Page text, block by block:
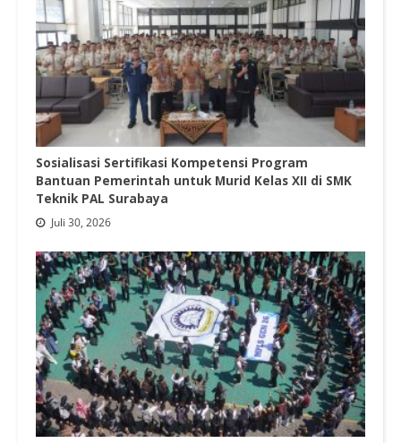
Sosialisasi Sertifikasi Kompetensi Program
Bantuan Pemerintah untuk Murid Kelas XII di SMK
Teknik PAL Surabaya
Juli 30, 2026